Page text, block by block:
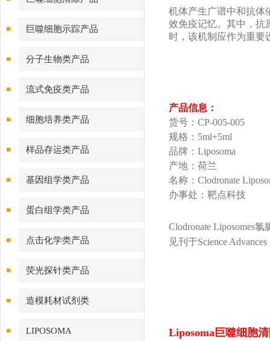
巨噬细胞示踪产品
分子生物类产品
流式免疫类产品
细胞培养类产品
样品存运类产品
基因组学类产品
蛋白组学类产品
点击化学类产品
荧光探针类产品
造模耗材试剂类
LIPOSOMA
机体产生广谱中和抗体
效免疫记忆。其中，抗
时，该机制应作为重要
产品信息：
货号：CP-005-005
规格：5ml+5ml
品牌：Liposoma
产地：荷兰
名称：Clodronate
办事处：靶点科技
Clodronate Liposomes
见刊于Science Advances
Liposoma巨噬细胞